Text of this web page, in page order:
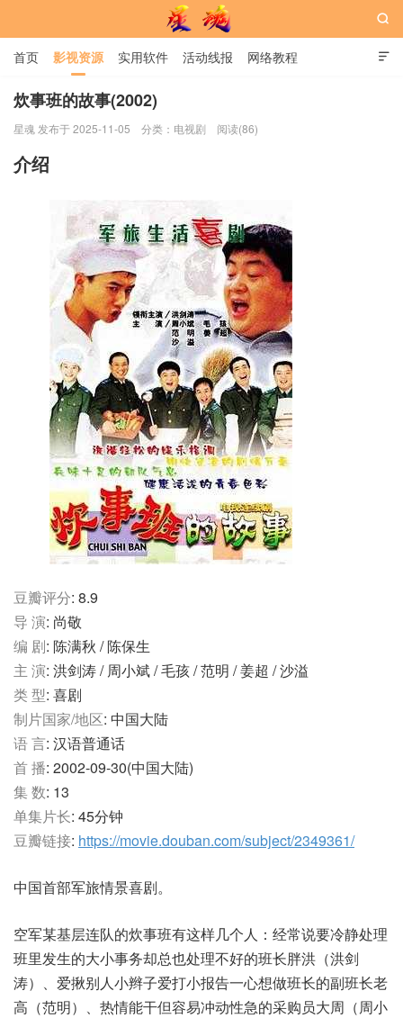

首页 影视资源 实用软件 活动线报 网络教程
用户中心 书籍 娱乐

炊事班的故事(2002)
星魂 发布于 2025-11-05 分类： 电视剧 阅读(86)
介绍
豆瓣评分: 8.9
导 演: 尚敬
编 剧: 陈满秋 / 陈保生
主 演: 洪剑涛 / 周小斌 / 毛孩 / 范明 / 姜超 / 沙溢
类 型: 喜剧
制片国家/地区: 中国大陆
语 言: 汉语普通话
首 播: 2002-09-30(中国大陆)
集 数: 13
单集片长: 45分钟
豆瓣链接: https://movie.douban.com/subject/2349361/
中国首部军旅情景喜剧。
空军某基层连队的炊事班有这样几个人：经常说要冷静处理
班里发生的大小事务却总也处理不好的班长胖洪（洪剑
涛）、爱揪别人小辫子爱打小报告一心想做班长的副班长老
高（范明）、热情能干但容易冲动性急的采购员大周（周小